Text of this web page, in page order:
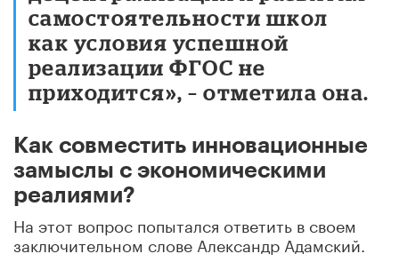
самостоятельности школ
как условия успешной
реализации ФГОС не
приходится», – отметила она.
Как совместить инновационные
замыслы с экономическими
реалиями?
На этот вопрос попытался ответить в своем
заключительном слове Александр Адамский.